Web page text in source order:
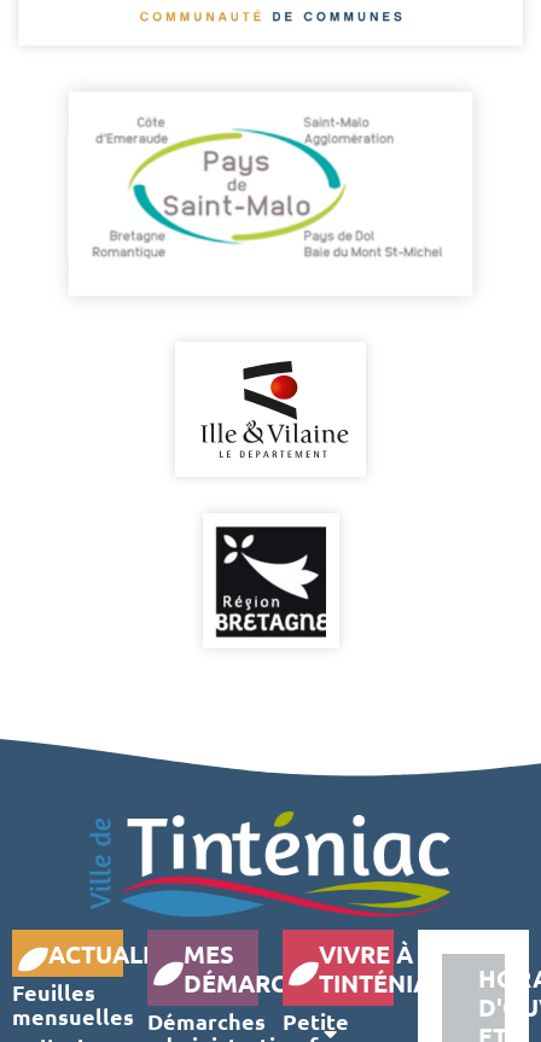
ACTUALITÉS
Feuilles
mensuelles
MES
DÉMARCHES
Démarches
VIVRE À
TINTÉNIAC
Petite